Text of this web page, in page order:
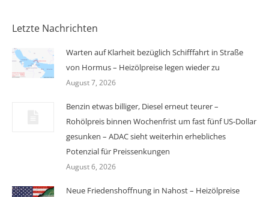
Letzte Nachrichten
Warten auf Klarheit bezüglich Schifffahrt in Straße
von Hormus – Heizölpreise legen wieder zu
August 7, 2026
Benzin etwas billiger, Diesel erneut teurer –
Rohölpreis binnen Wochenfrist um fast fünf US-Dollar
gesunken – ADAC sieht weiterhin erhebliches
Potenzial für Preissenkungen
August 6, 2026
Neue Friedenshoffnung in Nahost – Heizölpreise